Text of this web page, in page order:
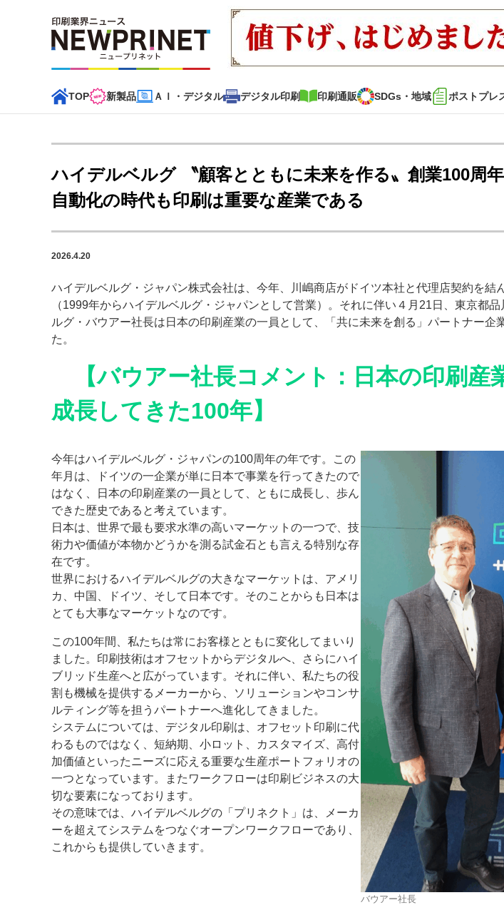
TOP 新製品 ＡＩ・デジタル デジタル印刷 印刷通販 SDGs・地域 ポストプレ
インデックス
TOP 新着記事 特集記事 動画コンテンツ インタビュー コレクション
カテゴリー一覧
特集記事カテゴリー一覧
2022 見える化・MIS特集 特集・デジタル印刷 アイデアで勝負！ ～多様なビジネス・多彩な商材
特集・デジタル印刷 ～ 新成長軌道を描く
案内
発刊案内 JFPI印刷用語集 印刷機材年鑑
運営
ハイデルベルグ 〝顧客とともに未来を作る〟創業100周
自動化の時代も印刷は重要な産業である
2026.4.20
ハイデルベルグ・ジャパン株式会社は、今年、川嶋商店がドイツ本社と代理店契約を結
（1999年からハイデルベルグ・ジャパンとして営業）。それに伴い４月21日、東京都
ルグ・バウアー社長は日本の印刷産業の一員として、「共に未来を創る」パートナー企
た。
【バウアー社長コメント：日本の印刷産
成長してきた100年】
今年はハイデルベルグ・ジャパンの100周年の年です。この
年月は、ドイツの一企業が単に日本で事業を行ってきたので
はなく、日本の印刷産業の一員として、ともに成長し、歩ん
できた歴史であると考えています。
日本は、世界で最も要求水準の高いマーケットの一つで、技
術力や価値が本物かどうかを測る試金石とも言える特別な存
在です。
世界におけるハイデルベルグの大きなマーケットは、アメリ
カ、中国、ドイツ、そして日本です。そのことからも日本は
とても大事なマーケットなのです。
この100年間、私たちは常にお客様とともに変化してまいり
ました。印刷技術はオフセットからデジタルへ、さらにハイ
ブリッド生産へと広がっています。それに伴い、私たちの役
割も機械を提供するメーカーから、ソリューションやコンサ
ルティング等を担うパートナーへ進化してきました。
システムについては、デジタル印刷は、オフセット印刷に代
わるものではなく、短納期、小ロット、カスタマイズ、高付
加価値といったニーズに応える重要な生産ポートフォリオの
一つとなっています。またワークフローは印刷ビジネスの大
切な要素になっております。
その意味では、ハイデルベルグの「プリネクト」は、メーカ
ーを超えてシステムをつなぐオープンワークフローであり、
これからも提供していきます。
バウアー社長